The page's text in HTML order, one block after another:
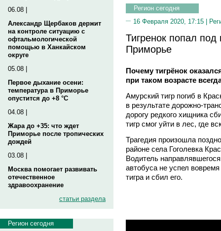
06.08 |
Александр Щербаков держит
на контроле ситуацию с
офтальмологической
помощью в Ханкайском
округе
05.08 |
Первое дыхание осени:
температура в Приморье
опустится до +8 °C
04.08 |
Жара до +35: что ждет
Приморье после тропических
дождей
03.08 |
Москва помогает развивать
отечественное
здравоохранение
статьи раздела
Регион сегодня
Регион сегодня
16 Февраля 2020, 17:15 |
Тигренок попал под
Приморье
Почему тигрёнок
при таком возрасте
Амурский тигр погиб в
в результате дорожно-
дорогу редкого хищника
тигр смог уйти в лес, где
Трагедия произошла
районе села Гоголевка
Водитель
автобуса не успел
тигра и сбил его.